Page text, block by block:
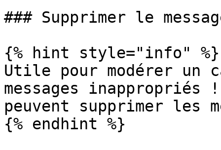
### Supprimer le
{% hint style="info" %}
Utile pour modérer un
messages
peuvent supprimer les
{% endhint %}